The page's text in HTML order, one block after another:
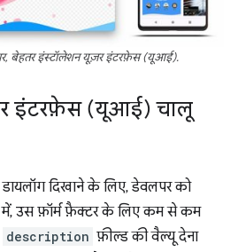
बेहतर इंस्टॉलेशन यूज़र इंटरफ़ेस (यूआई).
इंटरफ़ेस (यूआई) चालू
दिखाने के लिए, डेवलपर को
उस फ़ॉर्म फ़ैक्टर के लिए कम से कम
description फ़ील्ड की वैल्यू देना